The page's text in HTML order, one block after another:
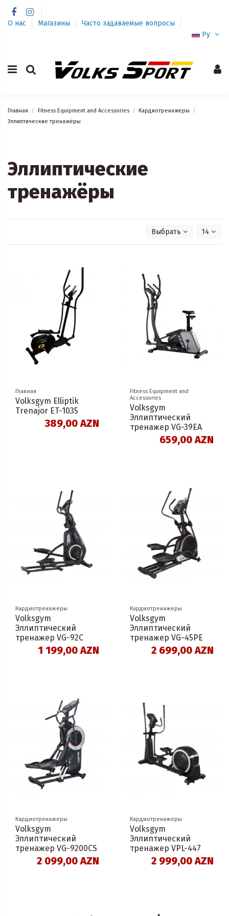
О нас Магазины
Часто задаваемые вопросы
Ру
Главная Fitness Equipment and Accessories
Кардиотренажеры
Эллиптические тренажёры
Эллиптические
тренажёры
Выбрать 14
Главная
Volksgym Elliptik
Trenajor ET-1035
389,00 AZN
Fitness Equipment and
Accessories
Volksgym
Эллиптический
тренажер VG-39EA
659,00 AZN
Кардиотренажеры
Volksgym
Эллиптический
тренажер VG-92C
1 199,00 AZN
Кардиотренажеры
Volksgym
Эллиптический
тренажер VG-45PE
2 699,00 AZN
Кардиотренажеры
Volksgym
Эллиптический
тренажер VG-9200CS
2 099,00 AZN
Кардиотренажеры
Volksgym
Эллиптический
тренажер VPL-447
2 999,00 AZN